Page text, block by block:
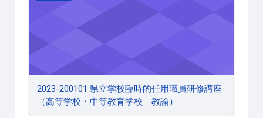
2023-200101 県立学校臨時的任用職員研修講座
（高等学校・中等教育学校 教諭）